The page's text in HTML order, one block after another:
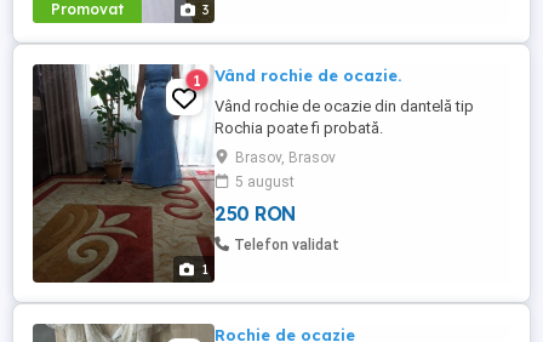
Promovat 3
1
1 Vând rochie de ocazie.
Vând rochie de ocazie din dantelă tip
Rochia poate fi probată.
Brasov, Brasov
5 august
250 RON
Telefon validat
Rochie de ocazie